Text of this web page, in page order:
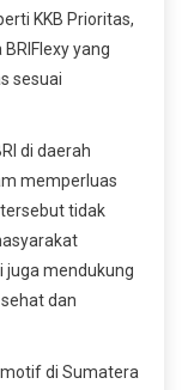
KKB Prioritas,
yang
sesuai
di daerah
memperluas
tidak
juga mendukung
dan
di Sumatera